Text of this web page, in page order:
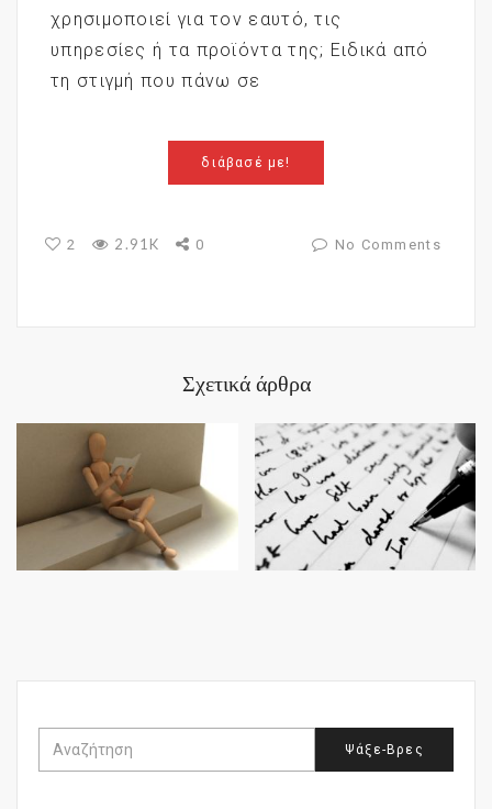
χρησιμοποιεί για τον εαυτό, τις
υπηρεσίες ή τα προϊόντα της; Ειδικά από
τη στιγμή που πάνω σε
διάβασέ με!
2 2.91K 0 No Comments
Σχετικά άρθρα